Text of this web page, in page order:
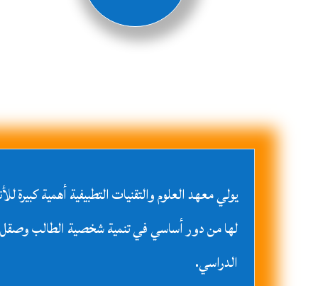
يولي معهد العلوم والتقنيات التطبيفية أهمية كبيرة
لها من دور أساسي في تنمية شخصية الطالب وصقل
الدراسي.